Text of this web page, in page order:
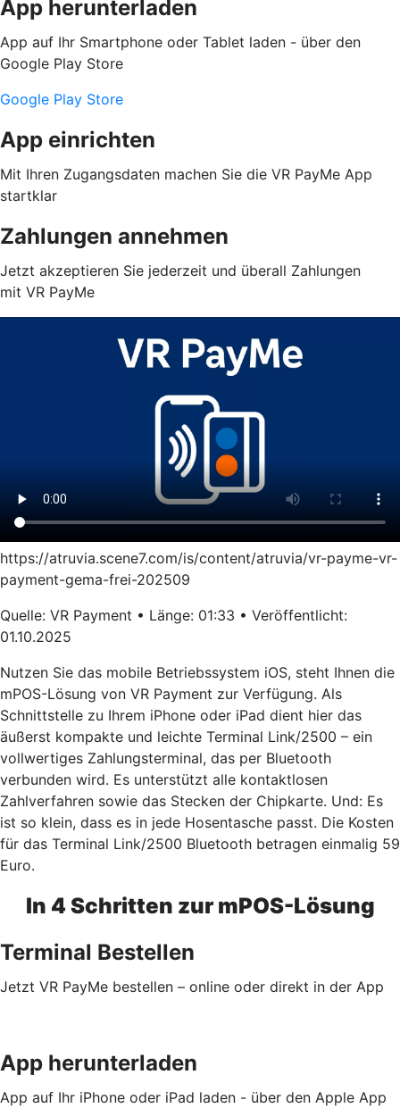
App herunterladen
App auf Ihr Smartphone oder Tablet laden - über den
Google Play Store
Google Play Store
App einrichten
Mit Ihren Zugangsdaten machen Sie die VR PayMe App
startklar
Zahlungen annehmen
Jetzt akzeptieren Sie jederzeit und überall Zahlungen
mit VR PayMe
https://atruvia.scene7.com/is/content/atruvia/vr-payme-vr-
payment-gema-frei-202509
Quelle: VR Payment • Länge: 01:33 • Veröffentlicht:
01.10.2025
Nutzen Sie das mobile Betriebssystem iOS, steht Ihnen die
mPOS-Lösung von VR Payment zur Verfügung. Als
Schnittstelle zu Ihrem iPhone oder iPad dient hier das
äußerst kompakte und leichte Terminal Link/2500 – ein
vollwertiges Zahlungsterminal, das per Bluetooth
verbunden wird. Es unterstützt alle kontaktlosen
Zahlverfahren sowie das Stecken der Chipkarte. Und: Es
ist so klein, dass es in jede Hosentasche passt. Die Kosten
für das Terminal Link/2500 Bluetooth betragen einmalig 59
Euro.
In 4 Schritten zur mPOS-Lösung
Terminal Bestellen
Jetzt VR PayMe bestellen – online oder direkt in der App
App herunterladen
App auf Ihr iPhone oder iPad laden - über den Apple App